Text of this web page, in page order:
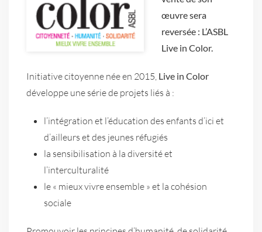
œuvre sera
reversée : L’ASBL
Live in Color.
Initiative citoyenne née en 2015, Live in Color
développe une série de projets liés à :
l’intégration et l’éducation des enfants d’ici et
d’ailleurs et des jeunes réfugiés
la sensibilisation à la diversité et
l’interculturalité
le « mieux vivre ensemble » et la cohésion
sociale